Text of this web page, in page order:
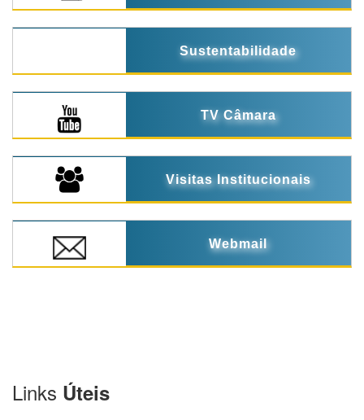
Sustentabilidade
TV Câmara
Visitas Institucionais
Webmail
Links Úteis